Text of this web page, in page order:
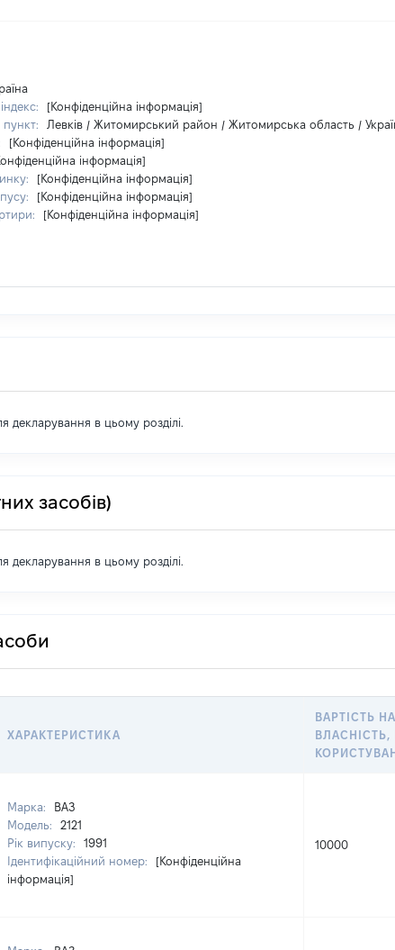
[Конфіденційна інформація]
Левків / Житомирський район / Житомирська область /
[Конфіденційна інформація]
інформація]
[Конфіденційна інформація]
[Конфіденційна інформація]
[Конфіденційна інформація]
декларування в цьому розділі.
засобів)
декларування в цьому розділі.
ХАРАКТЕРИСТИКА
ВАРТІСТЬ
Марка:
ВАЗ
Модель:
2121
Рік випуску:
1991
Ідентифікаційний номер:
[Конфіденційна
інформація]
10000